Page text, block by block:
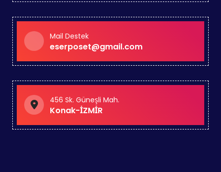
Mail Destek
eserposet@gmail.com
456 Sk. Güneşli Mah.
Konak-İZMİR